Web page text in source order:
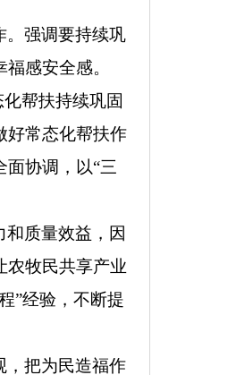
。强调要持续巩
感安全感。
帮扶持续巩固
好常态化帮扶作
协调，以“三
质量效益， 因
农牧民共享产业
”经验， 不断提
，把为民造福作